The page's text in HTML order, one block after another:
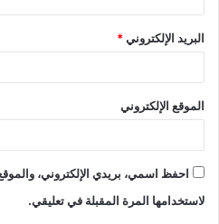
البريد الإلكتروني*
الموقع الإلكتروني
احفظ اسمي، بريدي الإلكتروني،
لاستخدامها المرة المقبلة في تعليقي.